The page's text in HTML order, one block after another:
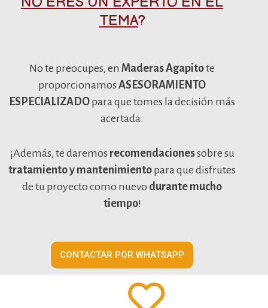
TEMA?
No te preocupes, en Maderas Agapitote
proporcionamos ASESORAMIENTO
ESPECIALIZADO para que tomes la decisión más
acertada.
¡Además, te daremos recomendacionessobre su
tratamiento y mantenimiento para que disfrutes
de tu proyecto como nuevo durante mucho
tiempo!
CONTACTAR POR WHATSAPP